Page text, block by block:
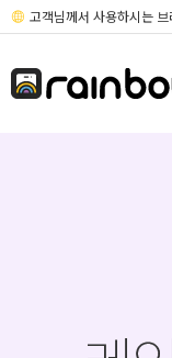
고객님께서 사용하시는